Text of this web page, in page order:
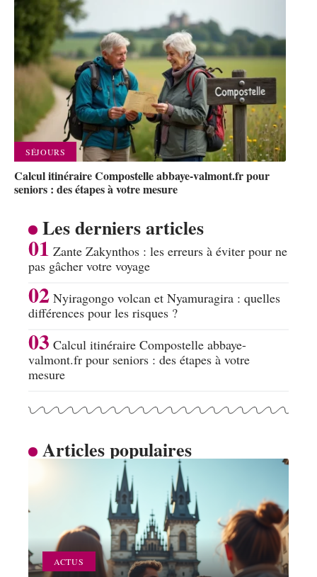
SÉJOURS
Calcul itinéraire Compostelle abbaye-valmont.fr pour
seniors : des étapes à votre mesure
Les derniers articles
Zante Zakynthos : les erreurs à éviter pour ne
pas gâcher votre voyage
Nyiragongo volcan et Nyamuragira : quelles
différences pour les risques ?
Calcul itinéraire Compostelle abbaye-
valmont.fr pour seniors : des étapes à votre
mesure
Articles populaires
ACTUS